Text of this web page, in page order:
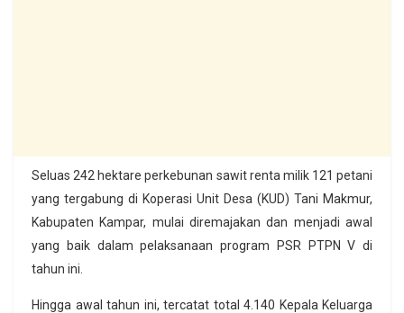
Seluas 242 hektare perkebunan sawit renta milik 121 petani
yang tergabung di Koperasi Unit Desa (KUD) Tani Makmur,
Kabupaten Kampar, mulai diremajakan dan menjadi awal
yang baik dalam pelaksanaan program PSR PTPN V di
tahun ini.
Hingga awal tahun ini, tercatat total 4.140 Kepala Keluarga